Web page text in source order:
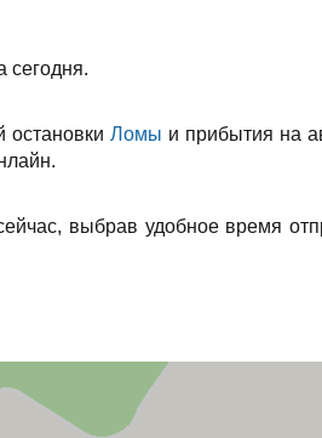
сегодня.
остановки Ломы и прибытия на
выбрав удобное время